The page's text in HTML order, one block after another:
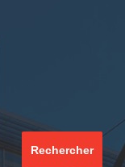
Rechercher